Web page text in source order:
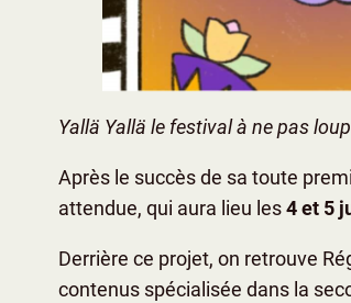
Yallä Yallä le festival à ne pas
Après le succès de sa toute
attendue, qui aura lieu les4 et 5
Derrière ce projet, on retrouve
contenus spécialisée dans la